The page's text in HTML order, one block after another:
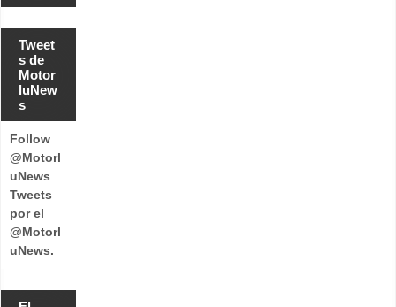
Tweet
s de
Motor
luNew
s
Follow
@Motorl
uNews
Tweets
por el
@Motorl
uNews.